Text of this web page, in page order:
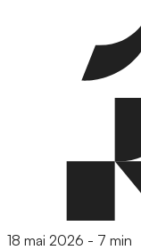
18 mai 2026 - 7 min